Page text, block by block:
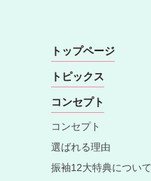
トップページ
トピックス
コンセプト
コンセプト
選ばれる理由
振袖12大特典について